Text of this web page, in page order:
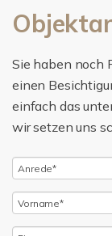
Sie haben noch
einen
einfach das
wir setzen uns